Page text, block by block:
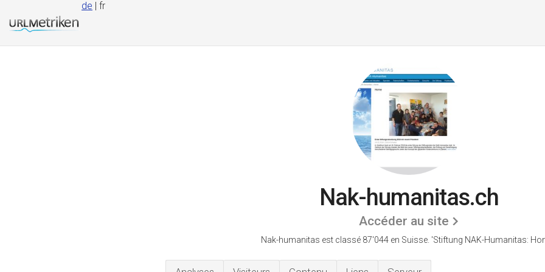
de | fr
Nak-humanitas.ch
Accéder au site
Nak-humanitas est classé 87'044 en Suisse. 'Stiftung NAK-Humanitas: